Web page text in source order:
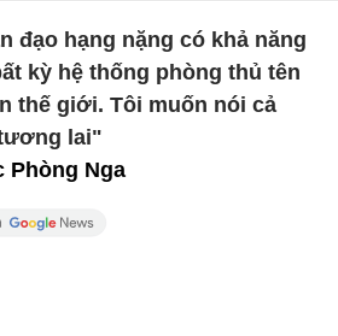
đạo hạng nặng có khả năng
kỳ hệ thống phòng thủ tên
thế giới. Tôi muốn nói cả
lai"
Phòng Nga